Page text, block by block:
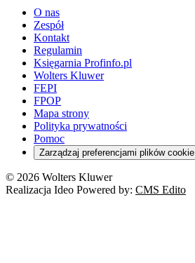
O nas
Zespół
Kontakt
Regulamin
Księgarnia Profinfo.pl
Wolters Kluwer
FEPI
FPOP
Mapa strony
Polityka prywatności
Pomoc
Zarządzaj preferencjami plików cookie
© 2026 Wolters Kluwer
Realizacja Ideo Powered by: CMS Edito